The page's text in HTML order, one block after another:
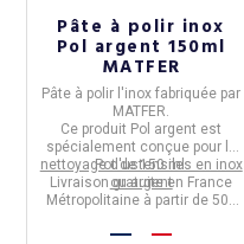
Pâte à polir inox
Pol argent 150ml
MATFER
Pâte à polir l'inox fabriquée par
MATFER
Ce produit Pol argent est
spécialement conçue pour le
nettoyage d'ustensiles en inox
ou argent
Pot de 150 ml.
Livraison gratuite en France
Métropolitaine à partir de 50€